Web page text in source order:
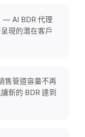
— AI BDR 代理
現的潛在客戶
售管道容量不再
新的 BDR 達到